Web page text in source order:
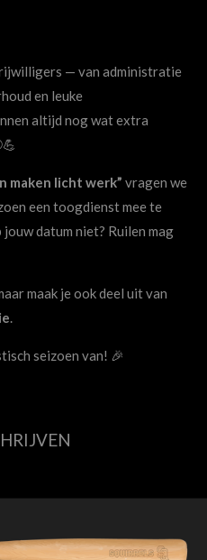
— van administratie
en leuke
altijd nog wat extra
maken licht werk” vragen we
een toogdienst mee te
datum niet? Ruilen mag
maak je ook deel uit van
.
seizoen van! 🎉